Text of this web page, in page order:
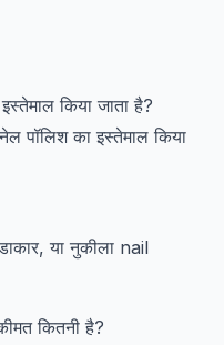
किया जाता है?
पॉलिश का इस्तेमाल किया
या नुकीला nail
कितनी है?